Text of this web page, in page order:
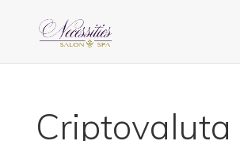
Criptovaluta